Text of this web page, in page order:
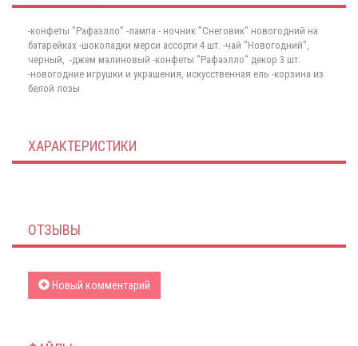
-конфеты "Рафаэлло" -лампа - ночник "Снеговик" новогодний на
батарейках -шоколадки мерси ассорти 4 шт. -чай "Новогодний",
черный, -джем малиновый -конфеты "Рафаэлло" декор 3 шт.
-новогодние игрушки и украшения, искусственная ель -корзина из
белой лозы
ХАРАКТЕРИСТИКИ
ОТЗЫВЫ
Новый комментарий